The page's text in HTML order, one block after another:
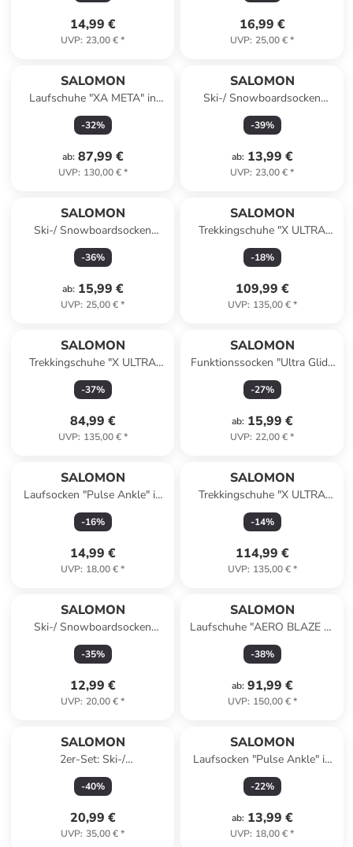
14,99 €
UVP: 23,00 €*
16,99 €
UVP: 25,00 €*
SALOMON
Laufschuhe "XA META" in
Schwarz
-32%
ab: 87,99 €
UVP: 130,00 €*
SALOMON
Ski-/ Snowboardsocken
"S/PRO" in Blau
-39%
ab: 13,99 €
UVP: 23,00 €*
SALOMON
Ski-/ Snowboardsocken
"MTN" in Schwarz
-36%
ab: 15,99 €
UVP: 25,00 €*
SALOMON
Trekkingschuhe "X ULTRA
360" in Grau
-18%
109,99 €
UVP: 135,00 €*
SALOMON
Trekkingschuhe "X ULTRA
360" in Grau
-37%
84,99 €
UVP: 135,00 €*
SALOMON
Funktionssocken "Ultra Glide
Crew" in Schwarz/ Rot
-27%
ab: 15,99 €
UVP: 22,00 €*
SALOMON
Laufsocken "Pulse Ankle" in
Khaki/ Braun
-16%
14,99 €
UVP: 18,00 €*
SALOMON
Trekkingschuhe "X ULTRA
360" in Grau
-14%
114,99 €
UVP: 135,00 €*
SALOMON
Ski-/ Snowboardsocken
"Access" in Blau/ Weiß
-35%
12,99 €
UVP: 20,00 €*
SALOMON
Laufschuhe "AERO BLAZE 3"
in Schwarz
-38%
ab: 91,99 €
UVP: 150,00 €*
SALOMON
2er-Set: Ski-/
Snowboardsocken "Access" in
Schwarz/ Blau
-40%
20,99 €
UVP: 35,00 €*
SALOMON
Laufsocken "Pulse Ankle" in
Schwarz/ Rot
-22%
ab: 13,99 €
UVP: 18,00 €*